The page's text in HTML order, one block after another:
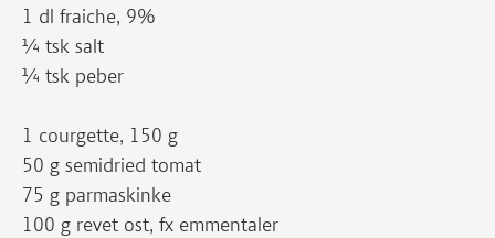
1 dl fraiche, 9%
¼ tsk salt
¼ tsk peber
1 courgette, 150 g
50 g semidried tomat
75 g parmaskinke
100 g revet ost, fx emmentaler